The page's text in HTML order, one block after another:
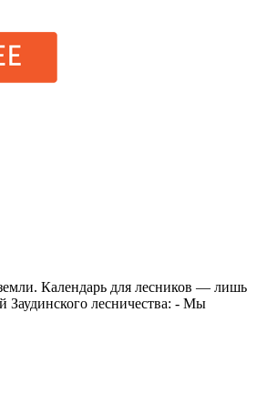
Календарь для лесников — лишь
лесничества: - Мы